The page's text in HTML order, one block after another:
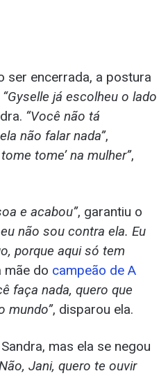
ser encerrada, a postura
“Gyselle já escolheu o lado
“Você não tá
não falar nada”,
tome’ na mulher”,
e acabou”, garantiu o
não sou contra ela. Eu
porque aqui só tem
mãe do campeão de A
faça nada, quero que
mundo”, disparou ela.
mas ela se negou
Jani, quero te ouvir